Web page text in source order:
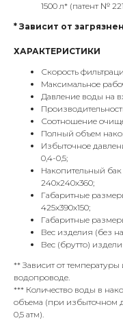
1500 л* (патент №
* Зависит от
ХАРАКТЕРИСТИКИ
Скорость
Максимальное
Давление воды на
Соотношение
Полный объем
Избыточное
0,4-0,5;
Накопительный
240х240х360;
Габаритные
425х390х150;
Габаритные
Вес изделия (без
Вес (брутто)
** Зависит от
водопроводе.
*** Количество воды в
объема (при избыточном
0,5 атм).